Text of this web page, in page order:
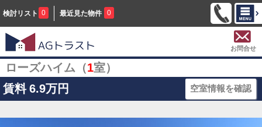
検討リスト 0 最近見た物件 0
お問合せ
ローズハイム（1室）
賃料 6.9万円 空室情報を確認